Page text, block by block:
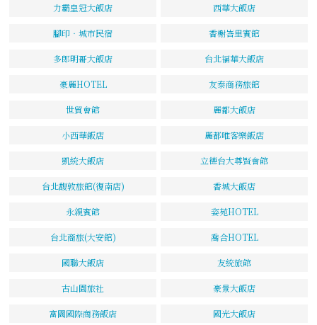
力霸皇冠大飯店 西華大飯店
腳印‧城市民宿 香榭峇里賓館
多郎明哥大飯店 台北福華大飯店
豪麗HOTEL 友泰商務旅館
世貿會館 麗都大飯店
小西華飯店 麗都唯客樂飯店
凱統大飯店 立德台大尊賢會館
台北馥敦旅館(復南店) 香城大飯店
永親賓館 姿苑HOTEL
台北商旅(大安館) 喬合HOTEL
國聯大飯店 友統旅館
古山園旅社 豪景大飯店
富園國際商務飯店 國光大飯店